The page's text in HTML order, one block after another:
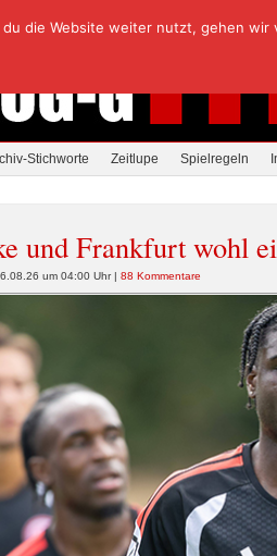
Stichworte Zeitlupe Spielregeln
und Frankfurt wohl
um 04:00 Uhr | 88 Kommentare
die Website weiter nutzt, gehen